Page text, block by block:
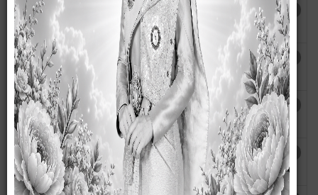
คู่มือการใช้งานระบบการให้บริการผ่าน
ช่องทางออนไลน์
เขียนโดย กนก
วรรณ
ฮิต: 3108
แจ้งเรื่องร้องเรียนการทุจิตและประพฤติ
มิชอบ
เขียนโดย กนก
วรรณ
ฮิต: 2930
ลงทะเบียนรับเบี้ยยังชีพผู้ป่วยเอดส์
เขียนโดย กนก
วรรณ
ฮิต: 2898
แจ้งขอน้ำเพื่ออุปโภค บริโภค
เขียนโดย กนก
วรรณ
ฮิต: 3176